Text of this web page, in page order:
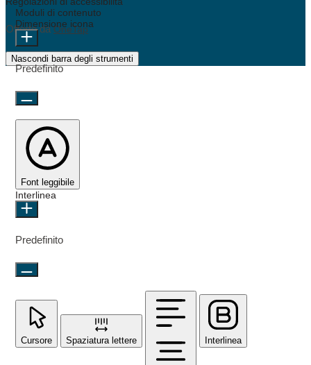
Offerto daOneTap
Nascondi barra degli strumenti
Moduli di contenuto
Dimensione icona
Predefinito
Font leggibile
Interlinea
Predefinito
Cursore Spaziatura lettere Interlinea